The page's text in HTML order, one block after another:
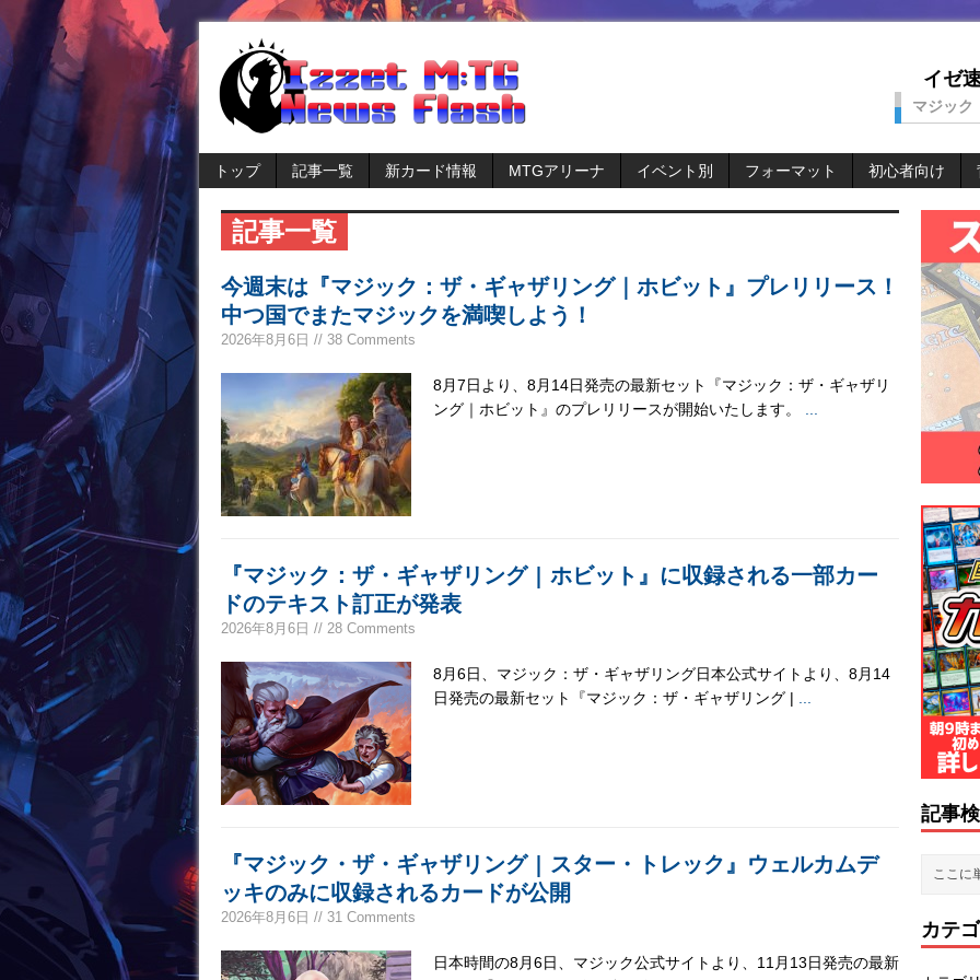
イゼ
マジック
トップ 記事一覧 新カード情報 MTGアリーナ イベント別 フォーマット 初心者向け
記事一覧
今週末は『マジック：ザ・ギャザリング｜ホビット』プレリリース！
中つ国でまたマジックを満喫しよう！
2026年8月6日 // 38 Comments
8月7日より、8月14日発売の最新セット『マジック：ザ・ギャザリ
ング｜ホビット』のプレリリースが開始いたします。
『マジック：ザ・ギャザリング | ホビット』に収録される一部カー
ドのテキスト訂正が発表
2026年8月6日 // 28 Comments
8月6日、マジック：ザ・ギャザリング日本公式サイトより、8月14
日発売の最新セット『マジック：ザ・ギャザリング |
『マジック・ザ・ギャザリング | スター・トレック』ウェルカムデ
ッキのみに収録されるカードが公開
2026年8月6日 // 31 Comments
日本時間の8月6日、マジック公式サイトより、11月13日発売の最新
記事
カテ